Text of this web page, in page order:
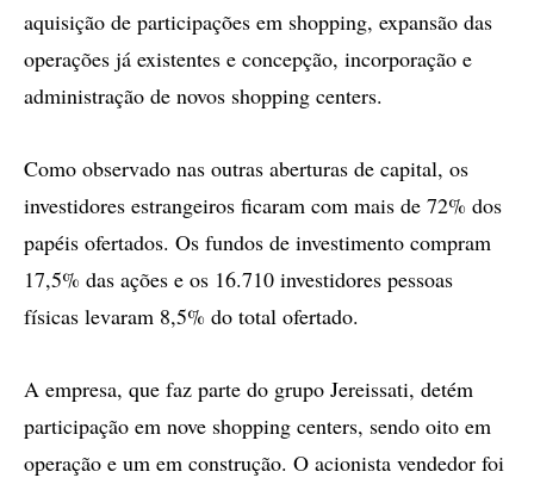
aquisição de participações em shopping, expansão das
operações já existentes e concepção, incorporação e
administração de novos shopping centers.
Como observado nas outras aberturas de capital, os
investidores estrangeiros ficaram com mais de 72% dos
papéis ofertados. Os fundos de investimento compram
17,5% das ações e os 16.710 investidores pessoas
físicas levaram 8,5% do total ofertado.
A empresa, que faz parte do grupo Jereissati, detém
participação em nove shopping centers, sendo oito em
operação e um em construção. O acionista vendedor foi